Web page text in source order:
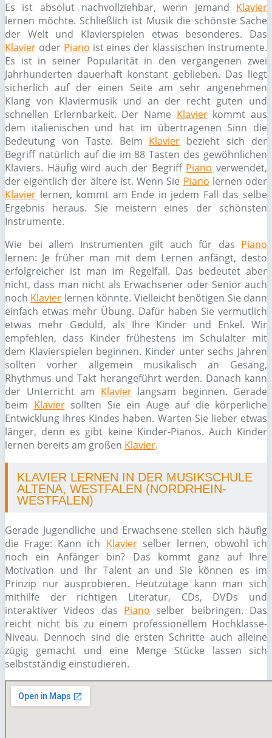
Es ist absolut nachvollziehbar, wenn jemand Klavier
lernen möchte. Schließlich ist Musik die schönste Sache
der Welt und Klavierspielen etwas besonderes. Das
Klavier oder Piano ist eines der klassischen Instrumente.
Es ist in seiner Popularität in den vergangenen zwei
Jahrhunderten dauerhaft konstant geblieben. Das liegt
sicherlich auf der einen Seite am sehr angenehmen
Klang von Klaviermusik und an der recht guten und
schnellen Erlernbarkeit. Der Name Klavierkommt aus
dem italienischen und hat im übertragenen Sinn die
Bedeutung von Taste. Beim Klavier bezieht sich der
Begriff natürlich auf die im 88 Tasten des gewöhnlichen
Klaviers. Häufig wird auch der Begriff Piano verwendet,
der eigentlich der ältere ist. Wenn Sie Piano lernen oder
Klavier lernen, kommt am Ende in jedem Fall das selbe
Ergebnis heraus. Sie meistern eines der schönsten
Instrumente.
Wie bei allem Instrumenten gilt auch für das Piano
lernen: Je früher man mit dem Lernen anfängt, desto
erfolgreicher ist man im Regelfall. Das bedeutet aber
nicht, dass man nicht als Erwachsener oder Senior auch
noch Klavier lernen könnte. Vielleicht benötigen Sie dann
einfach etwas mehr Übung. Dafür haben Sie vermutlich
etwas mehr Geduld, als Ihre Kinder und Enkel. Wir
empfehlen, dass Kinder frühestens im Schulalter mit
dem Klavierspielen beginnen. Kinder unter sechs Jahren
sollten vorher allgemein musikalisch an Gesang,
Rhythmus und Takt herangeführt werden. Danach kann
der Unterricht am Klavierlangsam beginnen. Gerade
beim Klaviersollten Sie ein Auge auf die körperliche
Entwicklung Ihres Kindes haben. Warten Sie lieber etwas
länger, denn es gibt keine Kinder-Pianos. Auch Kinder
lernen bereits am großen Klavier.
KLAVIER LERNEN IN DER MUSIKSCHULE
ALTENA, WESTFALEN (NORDRHEIN-
WESTFALEN)
Gerade Jugendliche und Erwachsene stellen sich häufig
die Frage: Kann ich Klavierselber lernen, obwohl ich
noch ein Anfänger bin? Das kommt ganz auf Ihre
Motivation und Ihr Talent an und Sie können es im
Prinzip nur ausprobieren. Heutzutage kann man sich
mithilfe der richtigen Literatur, CDs, DVDs und
interaktiver Videos das Piano selber beibringen. Das
reicht nicht bis zu einem professionellem Hochklasse-
Niveau. Dennoch sind die ersten Schritte auch alleine
zügig gemacht und eine Menge Stücke lassen sich
selbstständig einstudieren.